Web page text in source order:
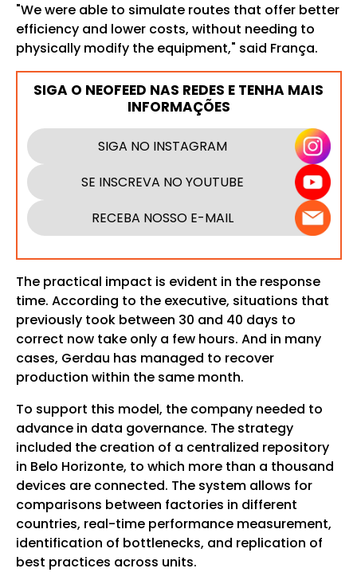
"We were able to simulate routes that offer better
efficiency and lower costs, without needing to
physically modify the equipment," said França.
SIGA O NEOFEED NAS REDES E TENHA MAIS
INFORMAÇÕES
SIGA NO INSTAGRAM
SE INSCREVA NO YOUTUBE
RECEBA NOSSO E-MAIL
The practical impact is evident in the response
time. According to the executive, situations that
previously took between 30 and 40 days to
correct now take only a few hours. And in many
cases, Gerdau has managed to recover
production within the same month.
To support this model, the company needed to
advance in data governance. The strategy
included the creation of a centralized repository
in Belo Horizonte, to which more than a thousand
devices are connected. The system allows for
comparisons between factories in different
countries, real-time performance measurement,
identification of bottlenecks, and replication of
best practices across units.